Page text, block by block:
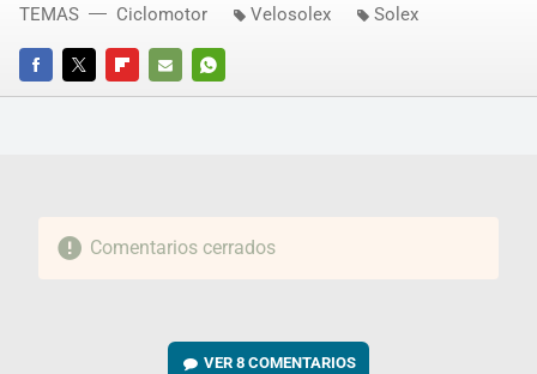
FACEBOOKTWITTERFLIPBOARD
E-
WHATSAPP
TEMAS Ciclomotor Velosolex Solex
Comentarios cerrados
VER8 COMENTARIOS